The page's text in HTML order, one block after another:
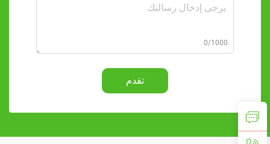
0/1000
تقدم